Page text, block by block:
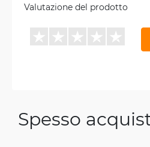
Valutazione del prodotto
Spesso